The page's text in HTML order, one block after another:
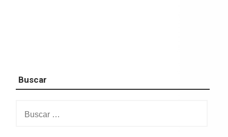
Buscar